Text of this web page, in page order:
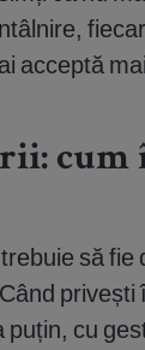
acceptă
cum
să
cu